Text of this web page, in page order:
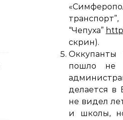
“Чепуха”
скрин).
Оккупанты
пошло не
делается в
не видел
и школы,